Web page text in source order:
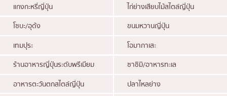
ข้าวปั้นญี่ปุ่น
โอโคโนมิยากิ/เทปปันยากิ
ด้ง (ข้าวหน้าต่างๆ)
บุฟเฟต์
ชิดลม
บางนา
นานา
อุดมสุข
แกงกะหรี่ญี่ปุ่น
ไก่ย่างเสียบไม้สไตล์ญี่ปุ่น
โซบะ/อุด้ง
ขนมหวานญี่ปุ่น
เทมปุระ
โอมากาเสะ
ร้านอาหารญี่ปุ่นระดับพรีเมียม
ซาชิมิ/อาหารทะเล
อาหารตะวันตกสไตล์ญี่ปุ่น
ปลาไหลย่าง